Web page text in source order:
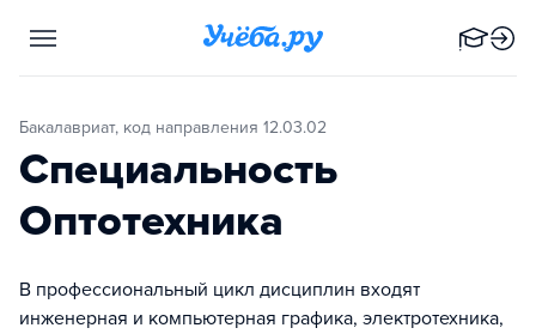
Бакалавриат, код направления 12.03.02
Специальность
Оптотехника
В профессиональный цикл дисциплин входят
инженерная и компьютерная графика, электротехника,